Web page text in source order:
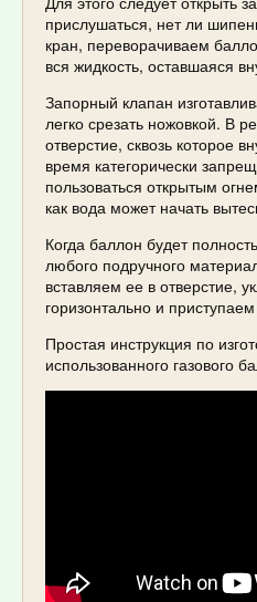
прислушаться, нет ли
кран, переворачиваем
вся жидкость, оставшаяся
Запорный клапан
легко срезать ножовкой. В
отверстие, сквозь которое
время категорически
пользоваться открытым
как вода может начать
Когда баллон будет
любого подручного
вставляем ее в отверстие,
горизонтально и
Простая инструкция по
использованного газового